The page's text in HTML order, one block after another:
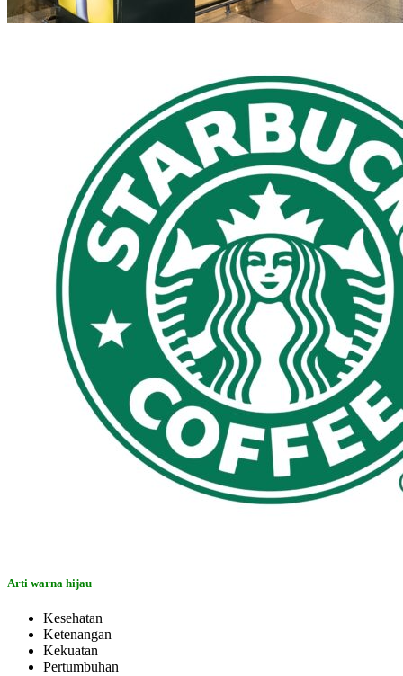
Arti warna hijau
Kesehatan
Ketenangan
Kekuatan
Pertumbuhan